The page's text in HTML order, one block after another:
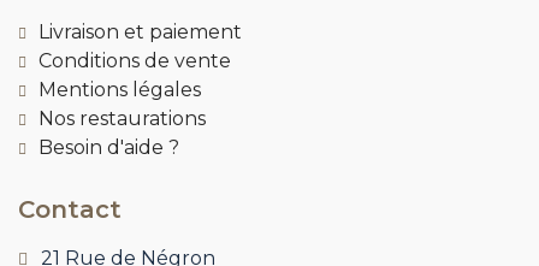
Livraison et paiement
Conditions de vente
Mentions légales
Nos restaurations
Besoin d'aide ?
Contact
21 Rue de Négron